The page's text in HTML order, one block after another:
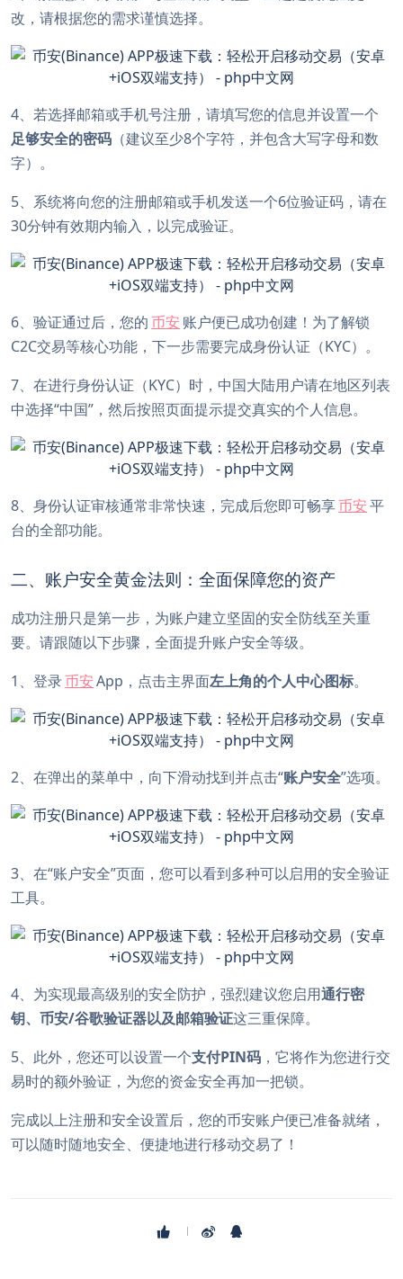
改，请根据您的需求谨慎选择。
4、若选择邮箱或手机号注册，请填写您的信息并设置一个
足够安全的密码 （建议至少8个字符，并包含大写字母和数
字）。
5、系统将向您的注册邮箱或手机发送一个6位验证码，请在
30分钟有效期内输入，以完成验证。
6、验证通过后，您的币安 账户便已成功创建！为了解锁
C2C交易等核心功能，下一步需要完成身份认证（KYC）。
7、在进行身份认证（KYC）时，中国大陆用户请在地区列表
中选择“中国”，然后按照页面提示提交真实的个人信息。
8、身份认证审核通常非常快速，完成后您即可畅享币安平
台的全部功能。
二、账户安全黄金法则：全面保障您的资产
成功注册只是第一步，为账户建立坚固的安全防线至关重
要。请跟随以下步骤，全面提升账户安全等级。
1、登录币安App，点击主界面左上角的个人中心图标。
2、在弹出的菜单中，向下滑动找到并点击“账户安全”选项。
3、在“账户安全”页面，您可以看到多种可以启用的安全验证
工具。
4、为实现最高级别的安全防护，强烈建议您启用通行密
钥、币安/谷歌验证器以及邮箱验证这三重保障。
5、此外，您还可以设置一个支付PIN码 ，它将作为您进行交
易时的额外验证，为您的资金安全再加一把锁。
完成以上注册和安全设置后，您的币安账户便已准备就绪，
可以随时随地安全、便捷地进行移动交易了！